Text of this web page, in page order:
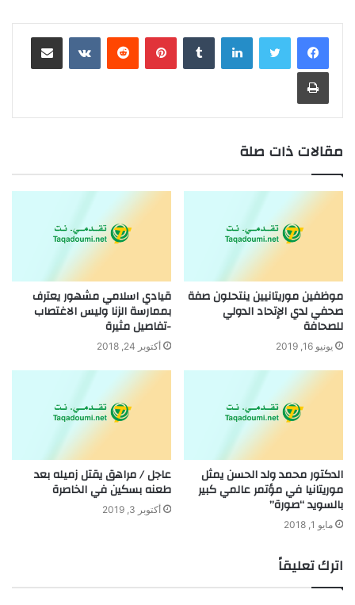
لينكدإن بينتيريست مشاركة عبر البريد
طباعة
مقالات ذات صلة
موظفين موريتانيين ينتحلون صفة
صحفي لدي الإتحاد الدولي
للصحافة
يونيو 16, 2019
قيادي اسلامي مشهور يعترف
بممارسة الزنا وليس الاغتصاب
-تفاصيل مثيرة
أكتوبر 24, 2018
الدكتور محمد ولد الحسن يمثل
موريتانيا في مؤتمر عالمي كبير
بالسويد “صورة”
مايو 1, 2018
عاجل / مراهق يقتل زميله بعد
طعنه بسكين في الخاصرة
أكتوبر 3, 2019
اترك تعليقاً